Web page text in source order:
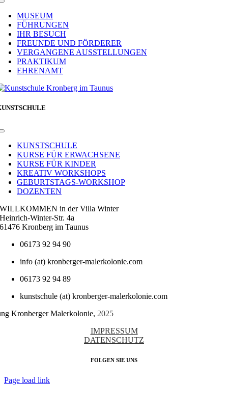
Toggle
NavigationMUSEUM
FÜHRUNGEN
IHR BESUCH
FREUNDE UND FÖRDERER
VERGANGENE AUSSTELLUNGEN
PRAKTIKUM
EHRENAMT
Toggle
NavigationKUNSTSCHULE
KURSE FÜR ERWACHSENE
KURSE FÜR KINDER
KREATIV WORKSHOPS
GEBURTSTAGS-WORKSHOP
DOZENTEN
WILLKOMMEN in der Villa Winter
Heinrich-Winter-Str. 4a
61476 Kronberg im Taunus
06173 92 94 90
info (at) kronberger-malerkolonie.com
06173 92 94 89
kunstschule (at) kronberger-malerkolonie.com
Kronberger Malerkolonie, 2025
IMPRESSUM
DATENSCHUTZ
FOLGEN SIE UNS
Page load link